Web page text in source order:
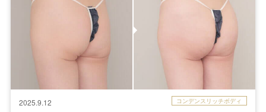
2025.9.12 コンデンスリッチボディ